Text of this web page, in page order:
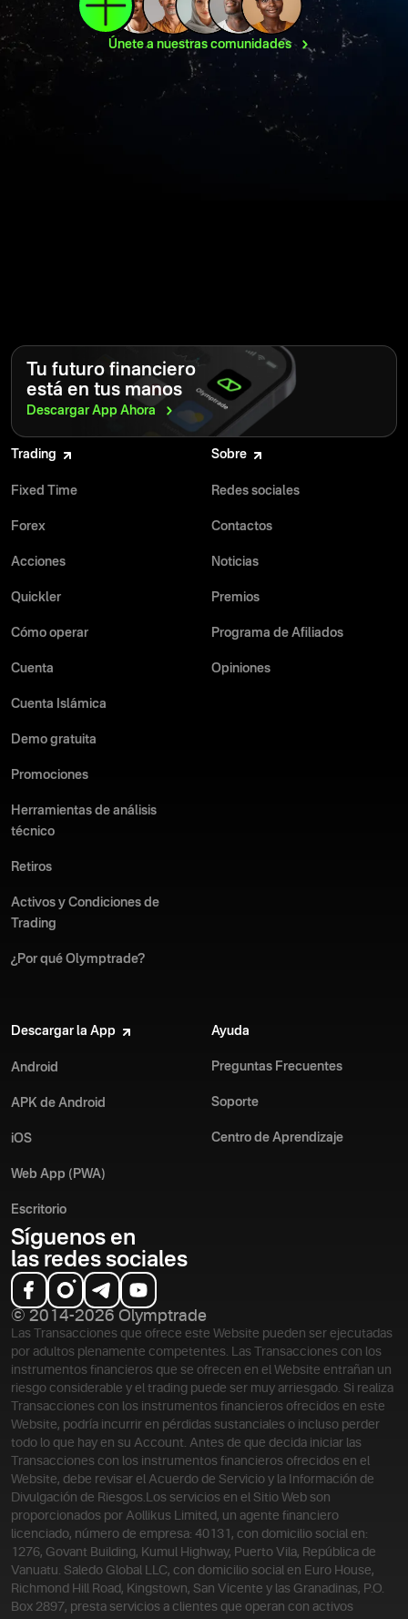
Únete a nuestras comunidades
Tu futuro financiero
está en tus manos
Descargar App Ahora
Trading
Fixed Time
Forex
Acciones
Quickler
Cómo operar
Cuenta
Cuenta Islámica
Demo gratuita
Promociones
Herramientas de análisis
técnico
Retiros
Activos y Condiciones de
Trading
¿Por qué Olymptrade?
Sobre
Redes sociales
Contactos
Noticias
Premios
Programa de Afiliados
Opiniones
Descargar la App
Android
APK de Android
iOS
Web App (PWA)
Escritorio
Ayuda
Preguntas Frecuentes
Soporte
Centro de Aprendizaje
Síguenos en
las redes sociales
© 2014-2026 Olymptrade
Las Transacciones que ofrece este Website pueden ser ejecutadas
por adultos plenamente competentes. Las Transacciones con los
instrumentos financieros que se ofrecen en el Website entrañan un
riesgo considerable y el trading puede ser muy arriesgado. Si realiza
Transacciones con los instrumentos financieros ofrecidos en este
Website, podría incurrir en pérdidas sustanciales o incluso perder
todo lo que hay en su Account. Antes de que decida iniciar las
Transacciones con los instrumentos financieros ofrecidos en el
Website, debe revisar el Acuerdo de Servicio y la Información de
Divulgación de Riesgos. Los servicios en el Sitio Web son
proporcionados por Aollikus Limited, un agente financiero
licenciado, número de empresa: 40131, con domicilio social en:
1276, Govant Building, Kumul Highway, Puerto Vila, República de
Vanuatu. Saledo Global LLC, con domicilio social en Euro House,
Richmond Hill Road, Kingstown, San Vicente y las Granadinas, P.O.
Box 2897, presta servicios a clientes que operan con activos